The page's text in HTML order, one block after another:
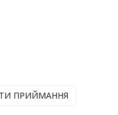
ПРИЙМАННЯ